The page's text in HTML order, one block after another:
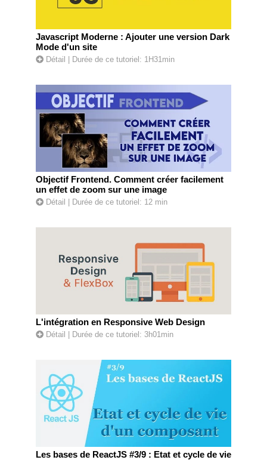
Javascript Moderne : Ajouter une version Dark
Mode d'un site
Détail | Durée de ce tutoriel: 1H31min
Objectif Frontend. Comment créer facilement
un effet de zoom sur une image
Détail | Durée de ce tutoriel: 12 min
L'intégration en Responsive Web Design
Détail | Durée de ce tutoriel: 3h01min
Les bases de ReactJS #3/9 : Etat et cycle de vie